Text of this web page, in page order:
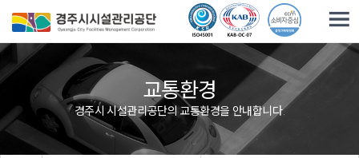
교통환경
경주시 시설관리공단의 교통환경을 안내합니다.